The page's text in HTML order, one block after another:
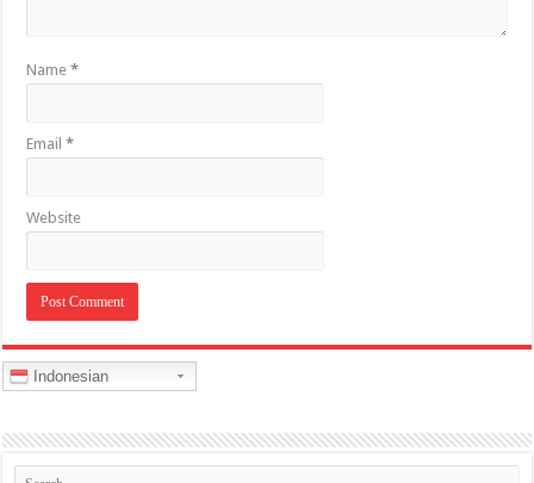
Name*
Email*
Website
Indonesian